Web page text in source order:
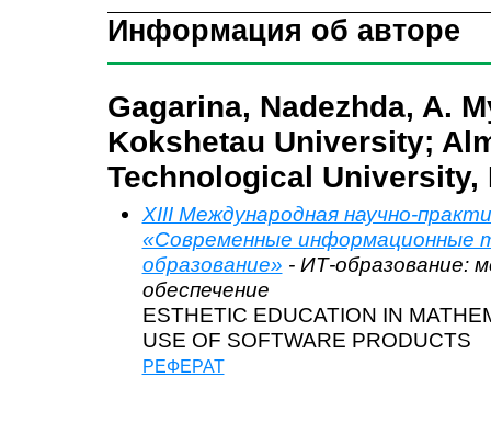
Информация об авторе
Gagarina, Nadezhda, A.
Kokshetau University;
Technological University,
XIII Международная научно-
«Современные информационные
образование» - ИТ-образование:
обеспечение
ESTHETIC EDUCATION IN
USE OF SOFTWARE PRODUCTS
РЕФЕРАТ